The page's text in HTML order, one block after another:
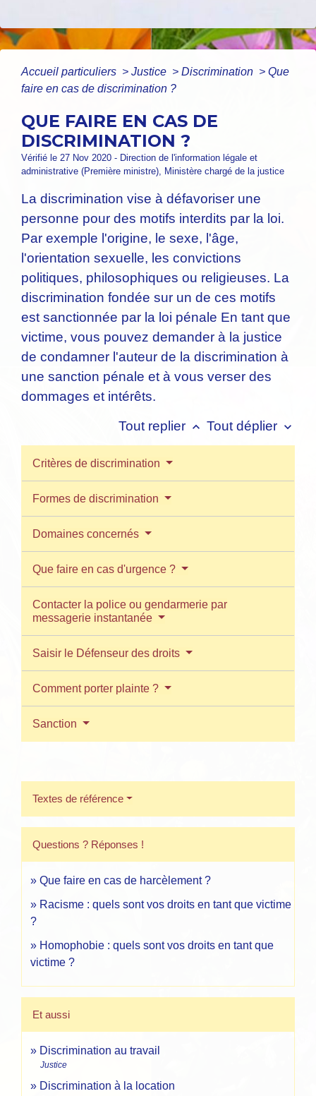
Accueil particuliers > Justice > Discrimination > Que
faire en cas de discrimination ?
QUE FAIRE EN CAS DE
DISCRIMINATION ?
Vérifié le 27 Nov 2020 - Direction de l'information légale et
administrative (Première ministre), Ministère chargé de la justice
La discrimination vise à défavoriser une
personne pour des motifs interdits par la loi.
Par exemple l'origine, le sexe, l'âge,
l'orientation sexuelle, les convictions
politiques, philosophiques ou religieuses. La
discrimination fondée sur un de ces motifs
est sanctionnée par la loi pénale En tant que
victime, vous pouvez demander à la justice
de condamner l'auteur de la discrimination à
une sanction pénale et à vous verser des
dommages et intérêts.
Tout replier keyboard_arrow_up Tout déplier keyboard_arrow_down
Critères de discrimination
Formes de discrimination
Domaines concernés
Que faire en cas d'urgence ?
Contacter la police ou gendarmerie par
messagerie instantanée
Saisir le Défenseur des droits
Comment porter plainte ?
Sanction
Textes de référence
Questions ? Réponses !
Que faire en cas de harcèlement ?
Racisme : quels sont vos droits en tant que victime
?
Homophobie : quels sont vos droits en tant que
victime ?
Et aussi
Discrimination au travail
Justice
Discrimination à la location